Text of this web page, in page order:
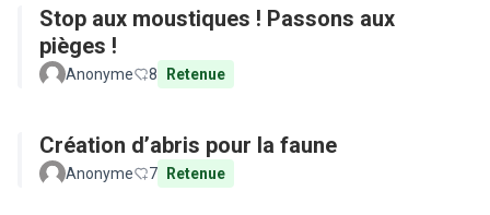
Stop aux moustiques ! Passons aux
pièges !
Anonyme 8 Retenue
Création d’abris pour la faune
Anonyme 7 Retenue